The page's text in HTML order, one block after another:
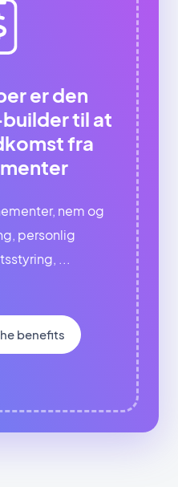
er den
til at
fra
nem og
personlig
...
benefits